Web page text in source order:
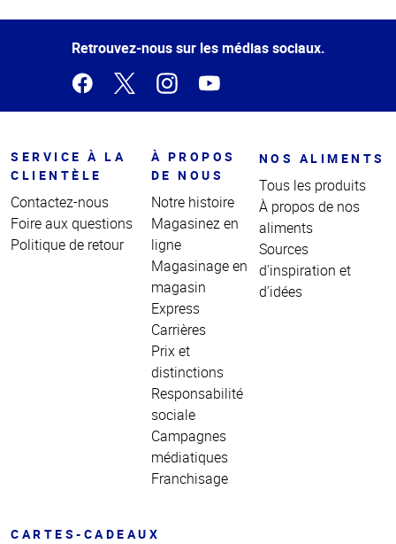
de la
Retrouvez-nous sur les médias sociaux.
SERVICE À LA
CLIENTÈLE
Contactez-nous
Foire aux questions
Politique de retour
À PROPOS
DE NOUS
Notre histoire
Magasinez en
ligne
Magasinage en
magasin
Express
Carrières
Prix et
distinctions
Responsabilité
sociale
Campagnes
médiatiques
Franchisage
NOS ALIMENTS
Tous les produits
À propos de nos
aliments
Sources
d'inspiration et
d'idées
CARTES-CADEAUX